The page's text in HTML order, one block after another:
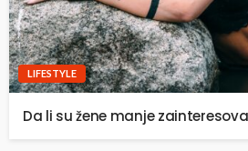
LIFESTYLE
Da li su žene manje